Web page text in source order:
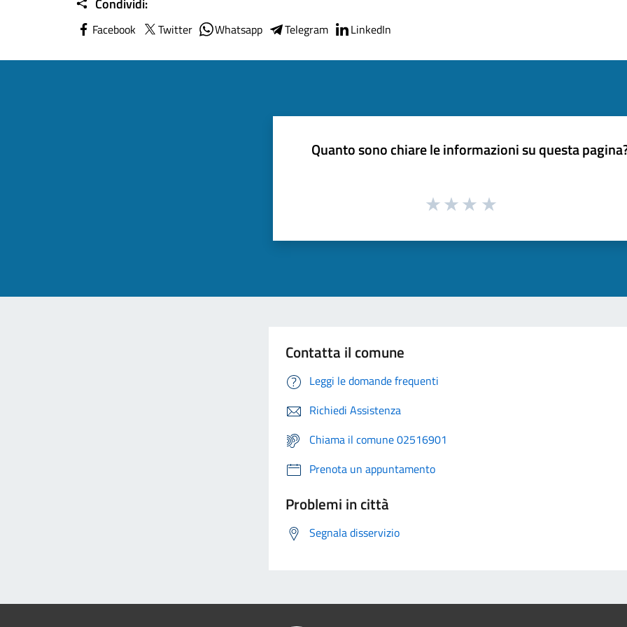
Condividi:
Facebook Twitter Whatsapp Telegram LinkedIn
Quanto sono chiare le informazioni su questa
Contatta il comune
Leggi le domande frequenti
Richiedi Assistenza
Chiama il comune 02516901
Prenota un appuntamento
Problemi in città
Segnala disservizio